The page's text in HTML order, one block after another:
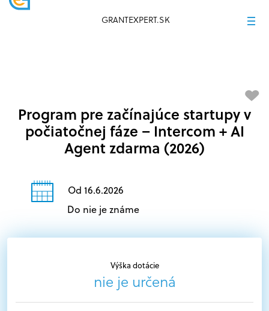
GRANTEXPERT.SK
Výška dotácie
nie je určená
Program pre začínajúce startupy v
počiatočnej fáze – Intercom + AI
Agent zdarma (2026)
Od 16.6.2026
Do nie je známe